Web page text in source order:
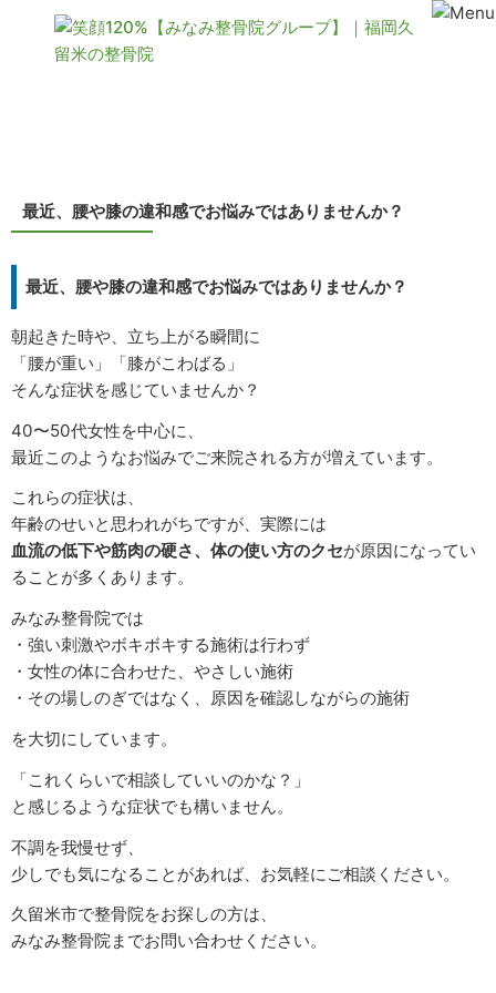
最近、腰や膝の違和感でお悩みではありませんか？
最近、腰や膝の違和感でお悩みではありませんか？
朝起きた時や、立ち上がる瞬間に
「腰が重い」「膝がこわばる」
そんな症状を感じていませんか？
40〜50代女性を中心に、
最近このようなお悩みでご来院される方が増えています。
これらの症状は、
年齢のせいと思われがちですが、実際には
血流の低下や筋肉の硬さ、体の使い方のクセが原因になってい
ることが多くあります。
みなみ整骨院では
・強い刺激やボキボキする施術は行わず
・女性の体に合わせた、やさしい施術
・その場しのぎではなく、原因を確認しながらの施術
を大切にしています。
「これくらいで相談していいのかな？」
と感じるような症状でも構いません。
不調を我慢せず、
少しでも気になることがあれば、お気軽にご相談ください。
久留米市で整骨院をお探しの方は、
みなみ整骨院までお問い合わせください。